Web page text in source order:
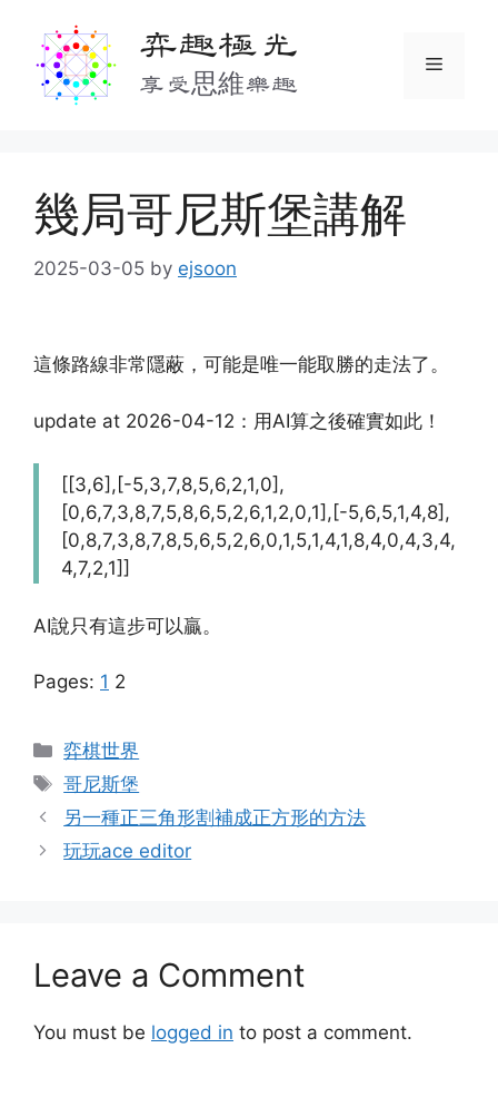
content
弈趣極光
享受思維樂趣
Menu
幾局哥尼斯堡講解
2025-03-05 by ejsoon
這條路線非常隱蔽，可能是唯一能取勝的走法了。
update at 2026-04-12：用AI算之後確實如此！
[[3,6],[-5,3,7,8,5,6,2,1,0],
[0,6,7,3,8,7,5,8,6,5,2,6,1,2,0,1],[-5,6,5,1,4,8],
[0,8,7,3,8,7,8,5,6,5,2,6,0,1,5,1,4,1,8,4,0,4,3,4,
4,7,2,1]]
AI說只有這步可以贏。
Pages: 1 2
Categories
弈棋世界
Tags
哥尼斯堡
另一種正三角形割補成正方形的方法
玩玩ace editor
Leave a Comment
You must be logged in to post a comment.